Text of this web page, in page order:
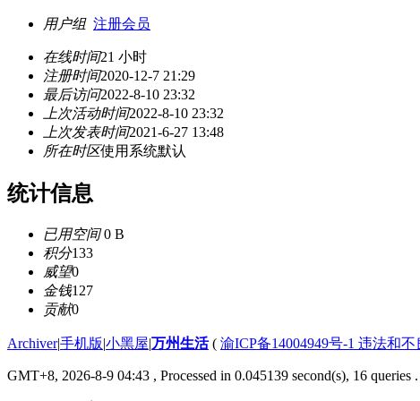
用户组 注册会员
在线时间21 小时
注册时间2020-12-7 21:29
最后访问2022-8-10 23:32
上次活动时间2022-8-10 23:32
上次发表时间2021-6-27 13:48
所在时区使用系统默认
统计信息
已用空间0 B
积分133
威望0
金钱127
贡献0
Archiver|手机版|小黑屋|万州生活( 渝ICP备14004949号-1 违法和
GMT+8, 2026-8-9 04:43 , Processed in 0.045139 second(s), 16 queries .